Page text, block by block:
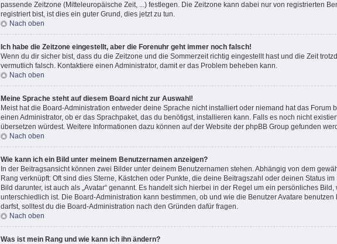
passende Zeitzone (Mitteleuropäische Zeit, ...) festlegen. Die Zeitzone kann dabei nur von registrierten
registriert bist, ist dies ein guter Grund, dies jetzt zu tun.
Nach oben
Ich habe die Zeitzone eingestellt, aber die Forenuhr geht immer noch falsch!
Wenn du dir sicher bist, dass du die Zeitzone und die Sommerzeit richtig eingestellt hast und die Zeit
vermutlich falsch. Kontaktiere einen Administrator, damit er das Problem beheben kann.
Nach oben
Meine Sprache steht auf diesem Board nicht zur Auswahl!
Meist hat die Board-Administration entweder deine Sprache nicht installiert oder niemand hat das Forum
einen Administrator, ob er das Sprachpaket, das du benötigst, installieren kann. Falls es noch nicht
übersetzen würdest. Weitere Informationen dazu können auf der Website der phpBB Group gefunden
Nach oben
Wie kann ich ein Bild unter meinem Benutzernamen anzeigen?
In der Beitragsansicht können zwei Bilder unter deinem Benutzernamen stehen. Abhängig von dem
Rang verknüpft: Oft sind dies Sterne, Kästchen oder Punkte, die deine Beitragszahl oder deinen Status
Bild darunter, ist auch als „Avatar“ genannt. Es handelt sich hierbei in der Regel um ein persönliches
unterschiedlich ist. Die Board-Administration kann bestimmen, ob und wie die Benutzer Avatare
darfst, solltest du die Board-Administration nach den Gründen dafür fragen.
Nach oben
Was ist mein Rang und wie kann ich ihn ändern?